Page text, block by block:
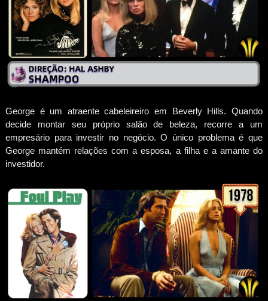
George é um atraente cabeleireiro em Beverly Hills. Quando
decide montar seu próprio salão de beleza, recorre a um
empresário para investir no negócio. O único problema é que
George mantém relações com a esposa, a filha e a amante do
investidor.